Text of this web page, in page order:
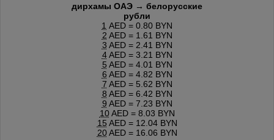
дирхамы ОАЭ → белорусские
рубли
1 AED = 0.80 BYN
2 AED = 1.61 BYN
3 AED = 2.41 BYN
4AED = 3.21 BYN
5 AED = 4.01 BYN
6 AED = 4.82 BYN
7 AED = 5.62 BYN
8 AED = 6.42 BYN
9 AED = 7.23 BYN
10AED = 8.03 BYN
15 AED = 12.04 BYN
20AED = 16.06 BYN